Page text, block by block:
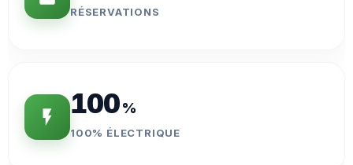
RÉSERVATIONS
100%
100% ÉLECTRIQUE